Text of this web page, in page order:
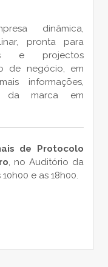
dinâmica,
pronta para
e projectos
de negócio, em
informações,
da marca em
de Protocolo
, no Auditório da
e as 18h00.